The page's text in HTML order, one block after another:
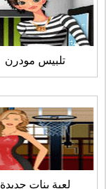
تلبيس مودرن
لعبة بنات جديدة